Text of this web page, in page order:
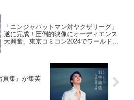
「ニンジャバットマン対ヤクザリーグ」
遂に完成！圧倒的映像にオーディエンス
大興奮、東京コミコン2024でワールドプ
真集』が集英